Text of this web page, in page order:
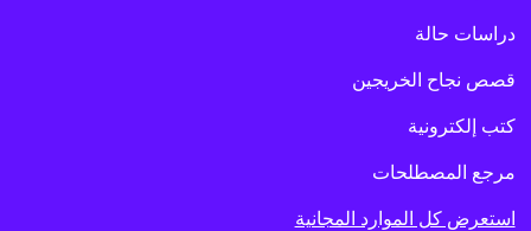
دراسات حالة
قصص نجاح الخريجين
كتب إلكترونية
مرجع المصطلحات
استعرض كل الموارد المجانية